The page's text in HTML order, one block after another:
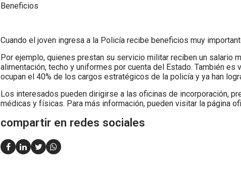
Beneficios
Cuando el joven ingresa a la Policía recibe beneficios muy
Por ejemplo, quienes prestan su servicio militar reciben un salario
alimentación, techo y uniformes por cuenta del Estado. También
ocupan el 40% de los cargos estratégicos de la policía y ya han
Los interesados pueden dirigirse a las oficinas de incorporación,
médicas y físicas. Para más información, pueden visitar la página
compartir en redes sociales